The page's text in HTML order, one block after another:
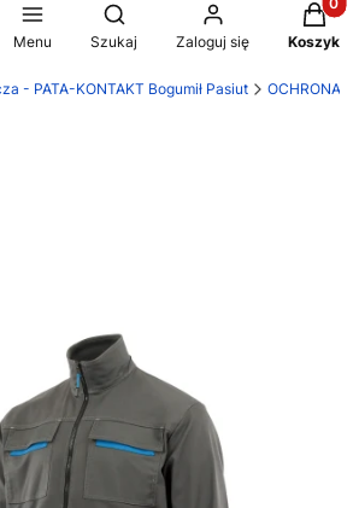
Menu
Otwórz wyszukiwarkę
Szukaj Zaloguj się Koszyk
- PATA-KONTAKT Bogumił Pasiut OCHRONA